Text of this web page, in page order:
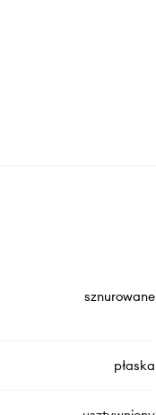
sznurowane
płaska